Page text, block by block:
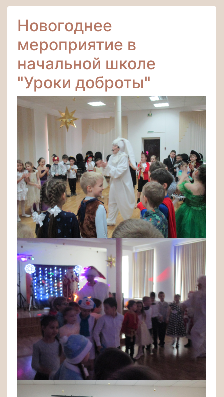
Новогоднее
мероприятие в
начальной школе
"Уроки доброты"